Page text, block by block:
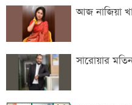
আজ নাজিয়া
সারোয়ার